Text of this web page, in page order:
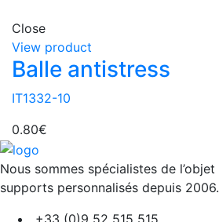
Close
View product
Balle antistress
IT1332-10
0.80€
Nous sommes spécialistes de l’objet
supports personnalisés depuis 2006.
+33 (0)9 52 515 515